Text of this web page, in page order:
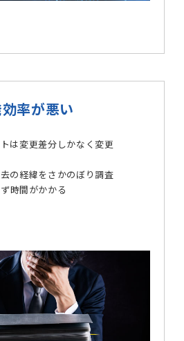
率が悪い
は変更差分しかなく変更
の経緯をさかのぼり調査
時間がかかる